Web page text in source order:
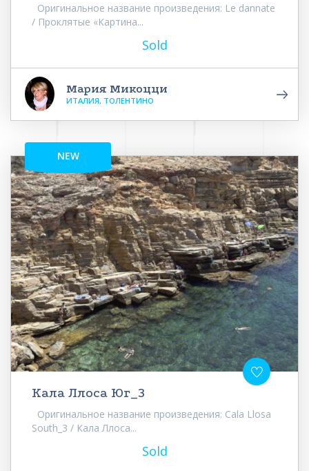
Оригинальное название произведения: Le dannate
/ Проклятые «Картина...
Sold
Мария Микоцци
ИТАЛИЯ, ТОЛЕНТИНО
NEW
Кала Ллоса Юг_3
Оригинальное название произведения: Cala Llosa
South_3 / Кала Ллоса...
Sold